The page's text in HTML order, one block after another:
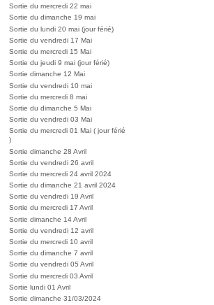
Sortie du mercredi 22 mai
Sortie du dimanche 19 mai
Sortie du lundi 20 mai (jour férié)
Sortie du vendredi 17 Mai
Sortie du mercredi 15 Mai
Sortie du jeudi 9 mai (jour férié)
Sortie dimanche 12 Mai
Sortie du vendredi 10 mai
Sortie du mercredi 8 mai
Sortie du dimanche 5 Mai
Sortie du vendredi 03 Mai
Sortie du mercredi 01 Mai ( jour férié
)
Sortie dimanche 28 Avril
Sortie du vendredi 26 avril
Sortie du mercredi 24 avril 2024
Sortie du dimanche 21 avril 2024
Sortie du vendredi 19 Avril
Sortie du mercredi 17 Avril
Sortie dimanche 14 Avril
Sortie du vendredi 12 avril
Sortie du mercredi 10 avril
Sortie du dimanche 7 avril
Sortie du vendredi 05 Avril
Sortie du mercredi 03 Avril
Sortie lundi 01 Avril
Sortie dimanche 31/03/2024